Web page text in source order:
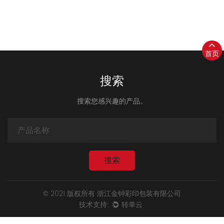
首页
搜索
搜索您感兴趣的产品。
© 2021 版权所有 浙江金钟彩印包装有限公司
技术支持: 转单云